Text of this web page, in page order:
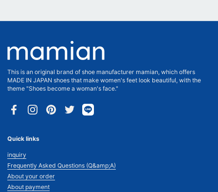
This is an original brand of shoe manufacturer mamian, which offers
MADE IN JAPAN shoes that make women's feet look beautiful, with the
theme "Shoes become a woman's face."
FacebookInstagramPinterestTwitter
Quick links
inquiry
Frequently Asked Questions (Q&amp;A)
About your order
About payment